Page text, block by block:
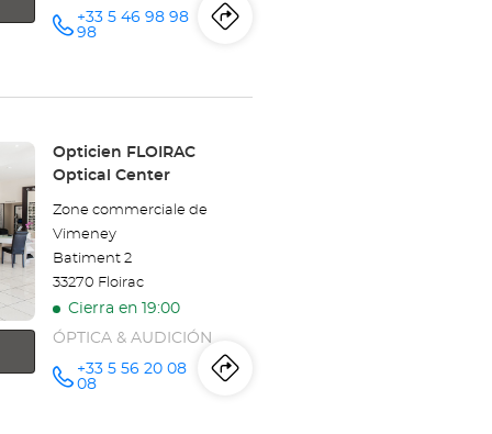
número
+33 5 46 98 98
98
Itinerario
a
SAINTES
Optical
Tienda:
Opticien FLOIRAC
Optical Center
Zone commerciale de
Vimeney
Batiment 2
33270 Floirac
Cierra en 19:00
ÓPTICA & AUDICIÓN
número
+33 5 56 20 08
08
Itinerario
a